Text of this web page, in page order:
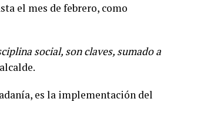
el mes de febrero, como
social, son claves, sumado a
es la implementación del